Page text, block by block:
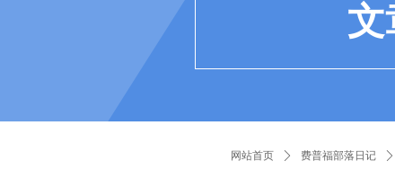
网站首页 ꄲ 费普福部落日记 ꄲ
文